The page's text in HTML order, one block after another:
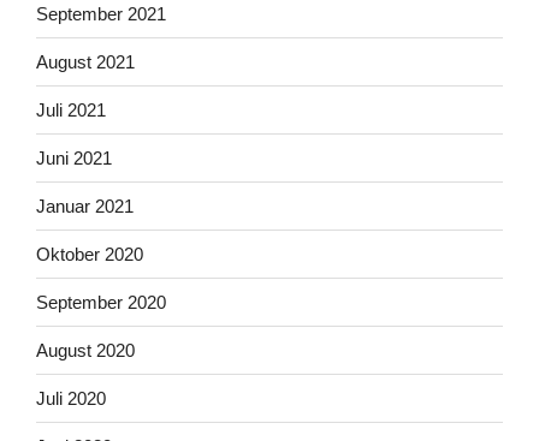
September 2021
August 2021
Juli 2021
Juni 2021
Januar 2021
Oktober 2020
September 2020
August 2020
Juli 2020